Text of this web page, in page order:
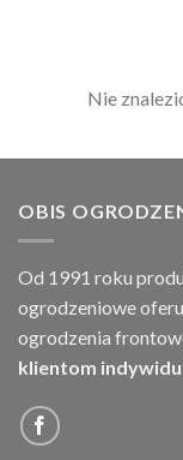
Nie
OBIS
Od 1991 roku
ogrodzeniowe
ogrodzenia
klientom